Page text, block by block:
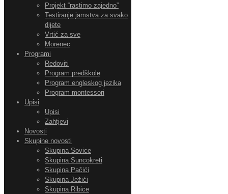
Projekt “rastimo zajedno”
Testiranje jamstva za svako
dijete
Vrtić za sve
Morenec
Programi
Redoviti
Program predškole
Program engleskog jezika
Program montessori
Upisi
Upisi
Zahtjevi
Novosti
Skupine novosti
Skupina Sovice
Skupina Suncokreti
Skupina Pačići
Skupina Ježići
Skupina Ribice